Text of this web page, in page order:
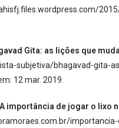
Gita: as lições que
subjetiva/bhagavad-gita-
12 mar. 2019.
A importância de jogar o lixo